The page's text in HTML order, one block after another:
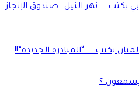
يكتب…. نهر النيل ـ صندوق الإنجاز
يكتب…. “المبادرة الجديدة”!!
يسمعون ؟